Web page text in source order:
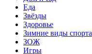
Еда
Звёзды
Здоровье
Зимние виды спорта
ЗОЖ
Игры